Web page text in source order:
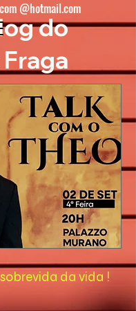
da vida !
do
@hotmail.com